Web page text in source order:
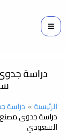
دراسة
الرئيسية دراسة
دراسة جدوى مصنع
السعودي